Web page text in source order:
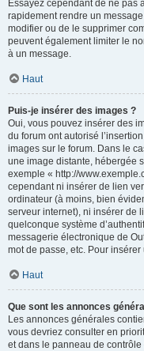
Essayez cependant de ne pas
rapidement rendre un
modifier ou de le supprimer
peuvent également limiter le
à un message.
Haut
Puis-je insérer des images ?
Oui, vous pouvez insérer des
du forum ont autorisé
images sur le forum. Dans le
une image distante, hébergée
exemple « http://
cependant ni insérer de lien
ordinateur (à moins, bien
serveur internet), ni insérer de
quelconque système
messagerie électronique de
mot de passe, etc. Pour
Haut
Que sont les annonces
Les annonces générales
vous devriez consulter en
et dans le panneau de